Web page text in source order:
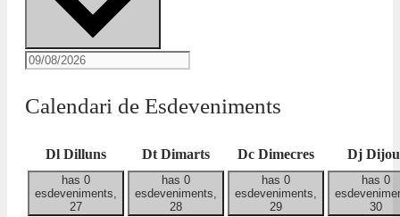
Calendari de Esdeveniments
Dl Dilluns Dt Dimarts Dc Dimecres Dj
has 0
esdeveniments,
27
has 0
esdeveniments,
28
has 0
esdeveniments,
29
has 0
30